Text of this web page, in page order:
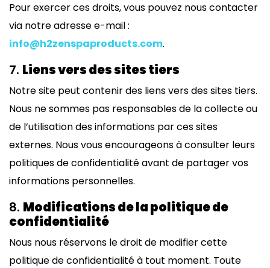
Pour exercer ces droits, vous pouvez nous contacter
via notre adresse e-mail :
info@h2zenspaproducts.com.
7. Liens vers des sites tiers
Notre site peut contenir des liens vers des sites tiers.
Nous ne sommes pas responsables de la collecte ou
de l’utilisation des informations par ces sites
externes. Nous vous encourageons à consulter leurs
politiques de confidentialité avant de partager vos
informations personnelles.
8. Modifications de la politique de
confidentialité
Nous nous réservons le droit de modifier cette
politique de confidentialité à tout moment. Toute